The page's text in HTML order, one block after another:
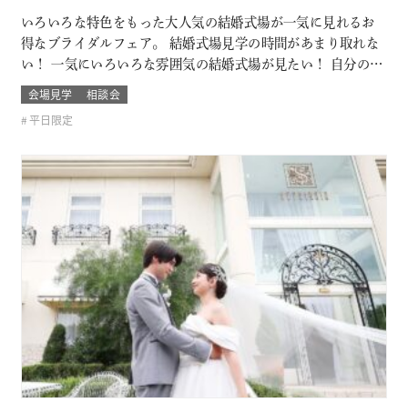
いろいろな特色をもった大人気の結婚式場が一気に見れるお
得なブライダルフェア。 結婚式場見学の時間があまり取れな
い！ 一気にいろいろな雰囲気の結婚式場が見たい！ 自分の結
婚式のスタイルがまだ分からないカップルは必見！ お呼びす
るゲストによっても結婚式の雰囲気や結婚式場のスタイルも
変わるもの そんな結婚式場を一気に比較できるチャンス！！
会場見学
相談会
平日限定